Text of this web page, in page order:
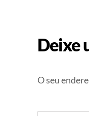
Deixe
O seu